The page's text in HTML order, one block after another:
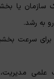
سازمان یا
به رشد.
برای سرعت
علمی